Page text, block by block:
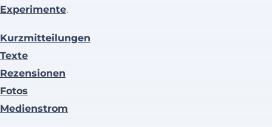
Experimente.
Kurzmitteilungen
Texte
Rezensionen
Fotos
Medienstrom